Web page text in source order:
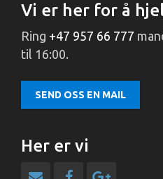
Vi er her for å
Ring +47 957 66 777
til 16:00.
SEND OSS EN MAIL
Her er vi